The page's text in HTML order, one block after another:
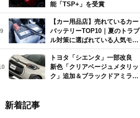
能「TSP+」を受賞
9
【カー用品店】売れているカー
バッテリーTOP10｜夏のトラブ
ル対策に選ばれている人気モデ
ルは？【2026年6月版】
トヨタ「シエンタ」一部改良
新色「クリアベージュメタリッ
ク」追加＆ブラックドアミラー
新着記事